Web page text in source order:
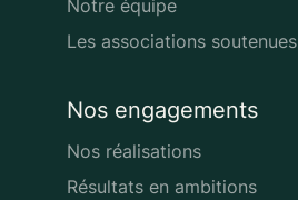
Notre équipe
Les associations soutenues
Nos engagements
Nos réalisations
Résultats en ambitions